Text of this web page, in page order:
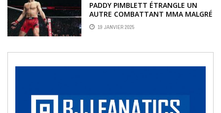
PADDY PIMBLETT ÉTRANGLE UN
AUTRE COMBATTANT MMA MALGRÉ
UN TAP OUT LORS D’UN COMBAT EN
SALLE
19 JANVIER 2025